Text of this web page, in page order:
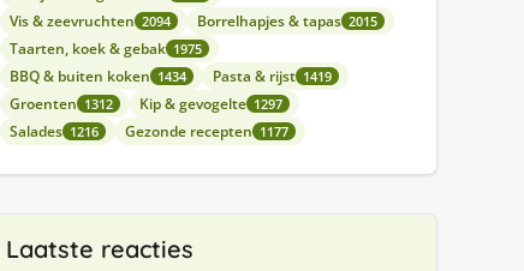
Vis & zeevruchten 2094 Borrelhapjes & tapas 2015
Taarten, koek & gebak 1975
BBQ & buiten koken 1434 Pasta & rijst 1419
Groenten 1312 Kip & gevogelte 1297
Salades 1216 Gezonde recepten 1177
Laatste reacties